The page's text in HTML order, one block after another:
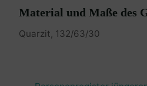
Material und Maße des
Quarzit, 132/63/30